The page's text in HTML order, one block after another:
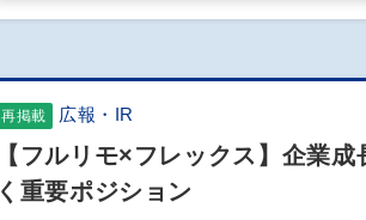
再掲載 広報・IR
【フルリモ×フレックス】企業
く重要ポジション